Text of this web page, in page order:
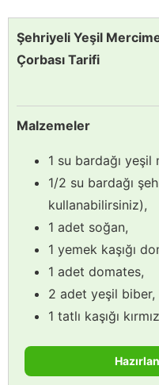
Şehriyeli Yeşil
Çorbası Tarifi
Malzemeler
1 su bardağı yeşil
1/2 su bardağı
kullanabilirsiniz),
1 adet soğan,
1 yemek kaşığı
1 adet domates,
2 adet yeşil biber,
1 tatlı kaşığı